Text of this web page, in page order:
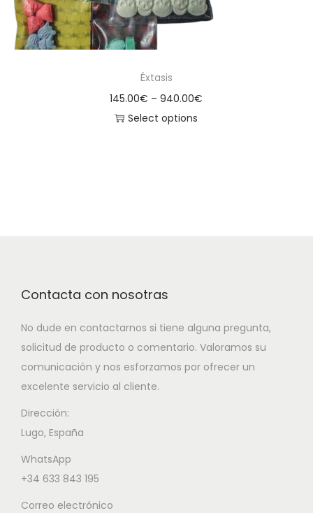
Éxtasis
145.00€ – 940.00€
Select options
Contacta con nosotras
No dude en contactarnos si tiene alguna pregunta,
solicitud de producto o comentario. Valoramos su
comunicación y nos esforzamos por ofrecer un
excelente servicio al cliente.
Dirección:
Lugo, España
WhatsApp
+34 633 843 195
Correo electrónico